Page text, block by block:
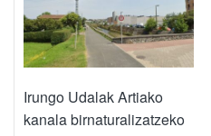
Irungo Udalak Artiako
kanala birnaturalizatzeko